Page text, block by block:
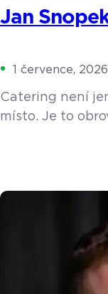
Jan
1 července, 2026
Catering není
místo. Je to
a pevné nervy.
rozebrali
„Častokrát je […]